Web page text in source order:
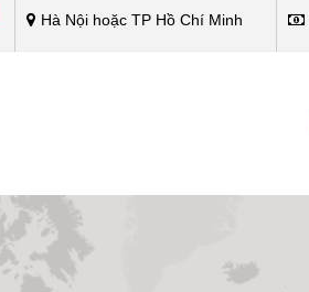
Hà Nội hoặc TP Hồ Chí Minh